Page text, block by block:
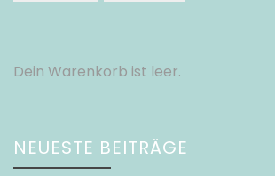
Dein Warenkorb ist leer.
NEUESTE BEITRÄGE